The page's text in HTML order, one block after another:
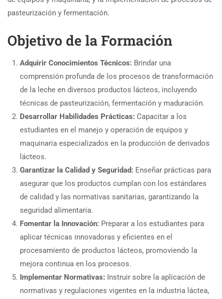
pasteurización y fermentación.
Objetivo de la Formación
Adquirir Conocimientos Técnicos: Brindar una
comprensión profunda de los procesos de transformación
de la leche en diversos productos lácteos, incluyendo
técnicas de pasteurización, fermentación y maduración.
Desarrollar Habilidades Prácticas: Capacitar a los
estudiantes en el manejo y operación de equipos y
maquinaria especializados en la producción de derivados
lácteos.
Garantizar la Calidad y Seguridad: Enseñar prácticas para
asegurar que los productos cumplan con los estándares
de calidad y las normativas sanitarias, garantizando la
seguridad alimentaria.
Fomentar la Innovación: Preparar a los estudiantes para
aplicar técnicas innovadoras y eficientes en el
procesamiento de productos lácteos, promoviendo la
mejora continua en los procesos.
Implementar Normativas: Instruir sobre la aplicación de
normativas y regulaciones vigentes en la industria láctea,